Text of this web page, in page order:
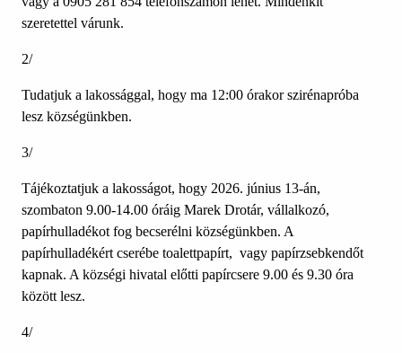
szeretettel várunk.
2/
Tudatjuk a lakossággal, hogy ma 12:00 órakor szirénapróba
lesz községünkben.
3/
Tájékoztatjuk a lakosságot, hogy 2026. június 13-án,
szombaton 9.00-14.00 óráig Marek Drotár, vállalkozó,
papírhulladékot fog becserélni községünkben. A
papírhulladékért cserébe toalettpapírt, vagy papírzsebkendőt
kapnak. A községi hivatal előtti papírcsere 9.00 és 9.30 óra
között lesz.
4/